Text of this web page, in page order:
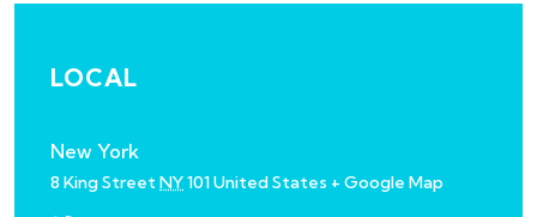
LOCAL
New York
8 King StreetNY101United States + Google Map